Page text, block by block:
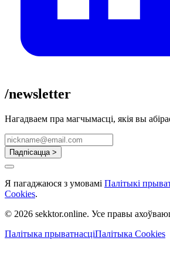
/newsletter
Нагадваем пра магчымасці, якія вы
Падпісацца >
Я пагаджаюся з умовамі Палітыкі
Cookies.
© 2026 sekktor.online. Усе правы
Палітыка прыватнасціПалітыка Cookies